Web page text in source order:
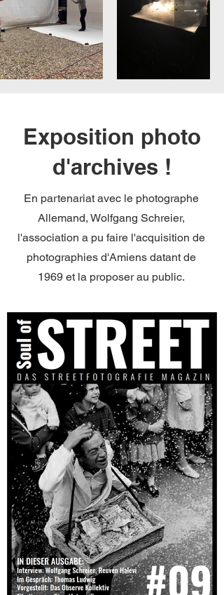
Exposition photo
d'archives !
En partenariat avec le photographe
Allemand, Wolfgang Schreier,
l'association a pu faire l'acquisition de
photographies d'Amiens datant de
1969 et la proposer au public.